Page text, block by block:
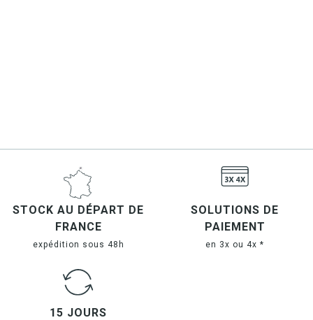
STOCK AU DÉPART DE
FRANCE
expédition sous 48h
SOLUTIONS DE
PAIEMENT
en 3x ou 4x *
15 JOURS